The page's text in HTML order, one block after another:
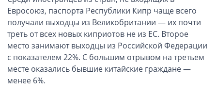
Платежная система Маврикия
Платежная система Казахстана
ОАЭ, Дубай (компания и счёт)
ОАЭ, Аджман (компания и счёт)
Оффшоры в Панаме
Евросоюз, паспорта Республики Кипр чаще всего
получали выходцы из Великобритании — их почти
треть от всех новых киприотов не из ЕС. Второе
место занимают выходцы из Российской Федерации
с показателем 22%. С большим отрывом на третьем
месте оказались бывшие китайские граждане —
менее 6%.